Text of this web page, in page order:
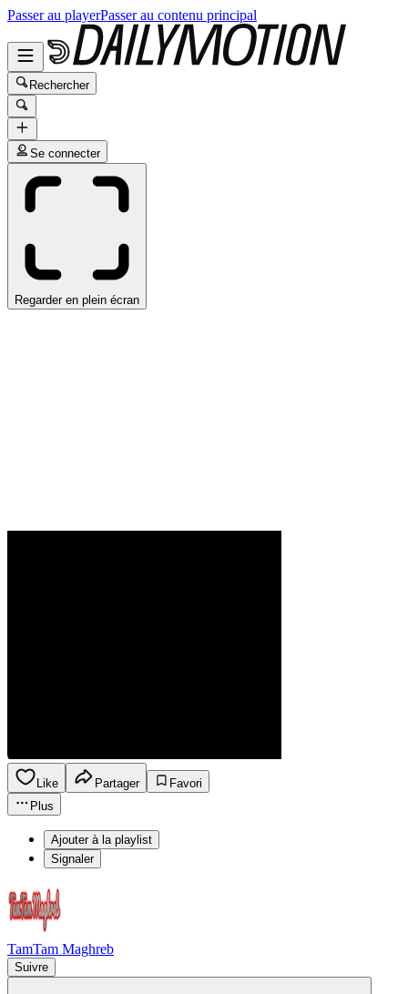
Passer au playerPasser au contenu principal
Rechercher
Se connecter
Regarder en plein écran
Like Partager
Favori
Plus
Ajouter à la playlist
Signaler
TamTam Maghreb
Suivre